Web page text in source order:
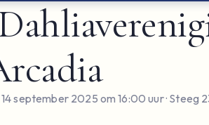
september 2025 om 16:00 uur· Steeg